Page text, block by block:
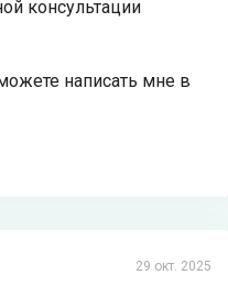
консультации
написать мне в
29 окт. 2025